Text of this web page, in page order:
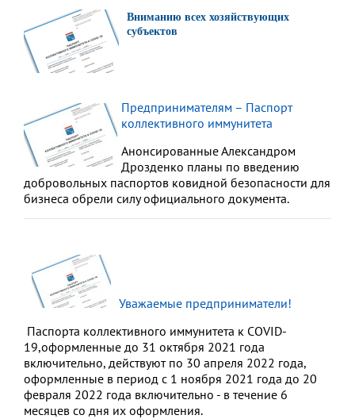
Вниманию всех хозяйствующих
субъектов
Предпринимателям – Паспорт
коллективного иммунитета
Анонсированные Александром
Дрозденко планы по введению
добровольных паспортов ковидной безопасности для
бизнеса обрели силу официального документа.
Уважаемые предприниматели!
Паспорта коллективного иммунитета к COVID-
19,оформленные до 31 октября 2021 года
включительно, действуют по 30 апреля 2022 года,
оформленные в период с 1 ноября 2021 года до 20
февраля 2022 года включительно - в течение 6
месяцев со дня их оформления.